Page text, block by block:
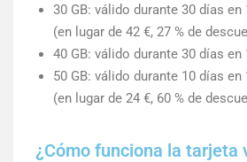
30 GB: válido durante 30 días en
(en lugar de 42 €, 27 % de
40 GB: válido durante 30 días en
50 GB: válido durante 10 días en
(en lugar de 24 €, 60 % de
¿Cómo funciona la tarjeta